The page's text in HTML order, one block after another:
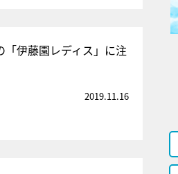
伊藤園レディス」に注
2019.11.16